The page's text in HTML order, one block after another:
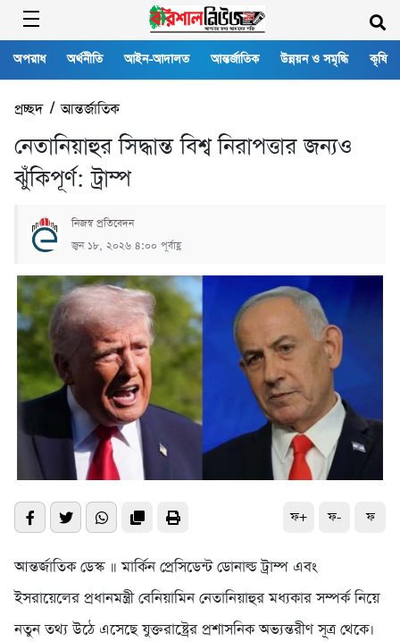
অপরাধ অর্থনীতি আইন-আদালত আন্তর্জাতিক উন্নয়ন ও সমৃদ্ধি কৃষি
প্রচ্ছদ/আন্তর্জাতিক
নেতানিয়াহুর সিদ্ধান্ত বিশ্ব নিরাপত্তার জন্যও
ঝুঁকিপূর্ণ: ট্রাম্প
নিজস্ব প্রতিবেদন
জুন ১৮, ২০২৬ ৪:০০ পূর্বাহ্ণ
ফ+ ফ- ফ
আন্তর্জাতিক ডেস্ক ॥ মার্কিন প্রেসিডেন্ট ডোনাল্ড ট্রাম্প এবং
ইসরায়েলের প্রধানমন্ত্রী বেনিয়ামিন নেতানিয়াহুর মধ্যকার সম্পর্ক নিয়ে
নতুন তথ্য উঠে এসেছে যুক্তরাষ্ট্রের প্রশাসনিক অভ্যন্তরীণ সূত্র থেকে।